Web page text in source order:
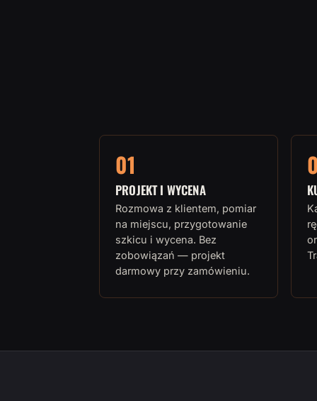
01
PROJEKT I WYCENA
Rozmowa z klientem, pomiar
na miejscu, przygotowanie
szkicu i wycena. Bez
zobowiązań — projekt
darmowy przy zamówieniu.